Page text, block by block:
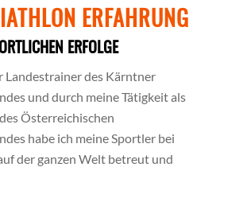
ERFAHRUNG
ERFOLGE
Landestrainer des Kärntner
und durch meine Tätigkeit als
Österreichischen
habe ich meine Sportler bei
der ganzen Welt betreut und